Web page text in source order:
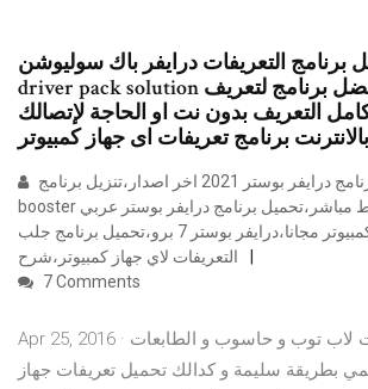
برنامج التعريفات درايفر باك سوليوشن
driver pack solution حيث انه افضل برنامج لتعريف
كامل التعريف بدون نت او الحاجة لإتصالك
بالانترنت برنامج تعريفات اى جهاز كمبيوتر
booster برابط مباشر،تحميل برنامج درايفر بوستر عربي Driver Booster
لتحديث تعريفات الكمبيوتر مجانا،درايفر بوستر 7 برو،تحميل برنامج جلب
التعريفات لاي جهاز كمبيوتر،شرح
7 Comments
Apr 25, 2016 · تحميل تعريفات لاب توب و حاسوب و الطابعات hp
بطريقة سليمة و كدالك تحميل تعريفات جهاز